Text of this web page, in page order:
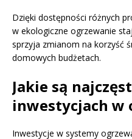
Dzięki dostępności różnych
w ekologiczne ogrzewanie
sprzyja zmianom na korzyść
domowych budżetach.
Jakie są
inwestycjach w
Inwestycje w systemy